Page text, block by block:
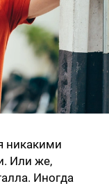
никакими
Или же,
Иногда